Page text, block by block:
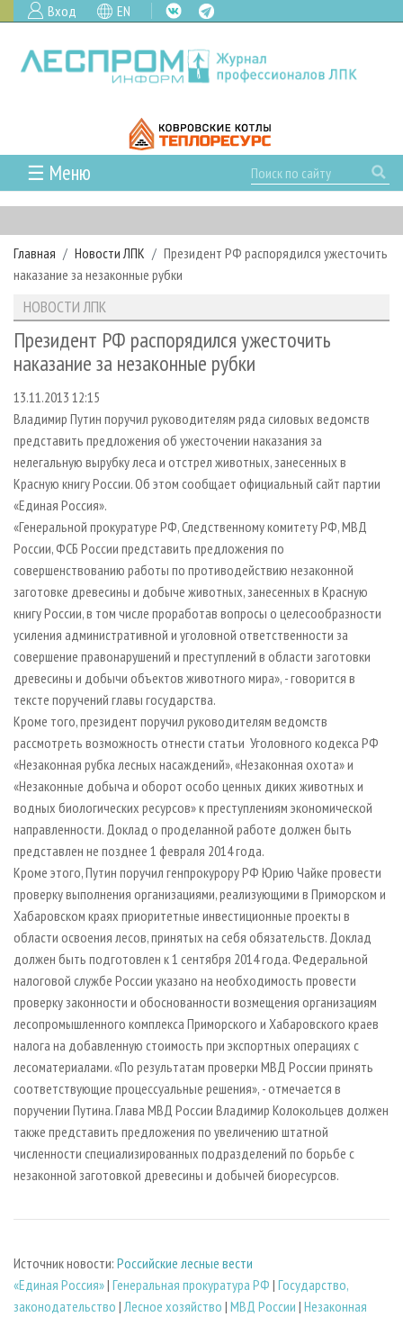
Вход EN
☰ Меню
ГЛАВНАЯ
РУБРИКИ И ТЕМЫ
РУБРИКИ ЖУРНАЛА
ЛЕСОЗАГОТОВКА
ЛЕСОПИЛЕНИЕ
СУШКА ДРЕВЕСИНЫ
ПРОИЗВОДСТВО ДРЕВЕСНЫХ ПЛИТ
ДЕРЕВЯННОЕ ДОМОСТРОЕНИЕ
ПРОИЗВОДСТВО МЕБЕЛИ
БИОЭНЕРГЕТИКА
ЦБП
ИНСТРУМЕНТ И МАТЕРИАЛЫ
НОВОСТИ
НОВОСТИ ЛПК
НОВОСТИ ЖУРНАЛА
ПРОЕКТЫ ЛПИ
АНАЛИТИКА
ПРЕДПРИЯТИЯ ЛПК
ПЕРСОНЫ
МОБИЛЬНЫЕ ВЫСТАВКИ
ОФИЦИАЛЬНЫЕ ДЕЛЕГАЦИИ
ПРИОРИТЕТНЫЕ ИНВЕСТПРОЕКТЫ
RUSSIAN FORESTRY REVIEW
ГАЗЕТА ЛЕСПРОМФОРУМ
БИБЛИОТЕКА СПЕЦИАЛИСТА
АРХИВ ЖУРНАЛОВ
О ЖУРНАЛЕ
ПОДПИСКА
КОНТАКТЫ
РЕКЛАМОДАТЕЛЯМ
РЕКЛАМА
РЕКЛАМА НА САЙТЕ
Главная Новости ЛПК
Президент РФ распорядился ужесточить
наказание за незаконные рубки
НОВОСТИ ЛПК
Президент РФ распорядился ужесточить
наказание за незаконные рубки
13.11.2013 12:15
Владимир Путин поручил руководителям ряда силовых ведомств
представить предложения об ужесточении наказания за
нелегальную вырубку леса и отстрел животных, занесенных в
Красную книгу России. Об этом сообщает официальный сайт партии
«Единая Россия».
«Генеральной прокуратуре РФ, Следственному комитету РФ, МВД
России, ФСБ России представить предложения по
совершенствованию работы по противодействию незаконной
заготовке древесины и добыче животных, занесенных в Красную
книгу России, в том числе проработав вопросы о целесообразности
усиления административной и уголовной ответственности за
совершение правонарушений и преступлений в области заготовки
древесины и добычи объектов животного мира», - говорится в
тексте поручений главы государства.
Кроме того, президент поручил руководителям ведомств
рассмотреть возможность отнести статьи Уголовного кодекса РФ
«Незаконная рубка лесных насаждений», «Незаконная охота» и
«Незаконные добыча и оборот особо ценных диких животных и
водных биологических ресурсов» к преступлениям экономической
направленности. Доклад о проделанной работе должен быть
представлен не позднее 1 февраля 2014 года.
Кроме этого, Путин поручил генпрокурору РФ Юрию Чайке провести
проверку выполнения организациями, реализующими в Приморском и
Хабаровском краях приоритетные инвестиционные проекты в
области освоения лесов, принятых на себя обязательств. Доклад
должен быть подготовлен к 1 сентября 2014 года. Федеральной
налоговой службе России указано на необходимость провести
проверку законности и обоснованности возмещения организациям
лесопромышленного комплекса Приморского и Хабаровского краев
налога на добавленную стоимость при экспортных операциях с
лесоматериалами. «По результатам проверки МВД России принять
соответствующие процессуальные решения», - отмечается в
поручении Путина. Глава МВД России Владимир Колокольцев должен
также представить предложения по увеличению штатной
численности специализированных подразделений по борьбе с
незаконной заготовкой древесины и добычей биоресурсов.
Источник новости: Российские лесные вести
«Единая Россия»| Генеральная прокуратура РФ | Государство,
законодательство |Лесное хозяйство | МВД России | Незаконная